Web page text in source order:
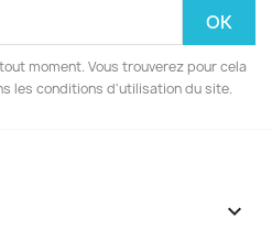
moment. Vous trouverez pour cela
les conditions d'utilisation du site.
